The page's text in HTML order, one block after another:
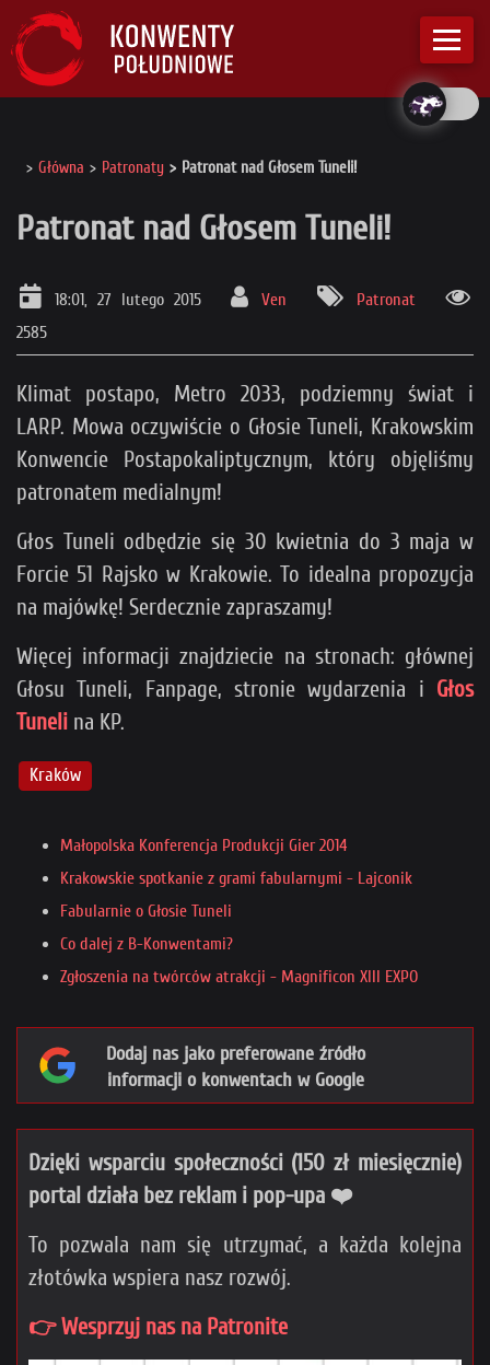
Główna Patronaty Patronat nad Głosem Tuneli!
Patronat nad Głosem Tuneli!
18:01, 27 lutego 2015 Ven
Patronat
2585
Klimat postapo, Metro 2033, podziemny świat i
LARP. Mowa oczywiście o Głosie Tuneli, Krakowskim
Konwencie Postapokaliptycznym, który objęliśmy
patronatem medialnym!
Głos Tuneli odbędzie się 30 kwietnia do 3 maja w
Forcie 51 Rajsko w Krakowie. To idealna propozycja
na majówkę! Serdecznie zapraszamy!
Więcej informacji znajdziecie na stronach: głównej
Głosu Tuneli, Fanpage, stronie wydarzenia i Głos
Tuneli na KP.
Kraków
Małopolska Konferencja Produkcji Gier 2014
Krakowskie spotkanie z grami fabularnymi - Lajconik
Fabularnie o Głosie Tuneli
Co dalej z B-Konwentami?
Zgłoszenia na twórców atrakcji - Magnificon XIII EXPO
Dodaj nas jako preferowane źródło
informacji o konwentach w Google
Dzięki wsparciu społeczności (150 zł miesięcznie)
portal działa bez reklam i pop-upa ❤️
To pozwala nam się utrzymać, a każda kolejna
złotówka wspiera nasz rozwój.
👉 Wesprzyj nas na Patronite